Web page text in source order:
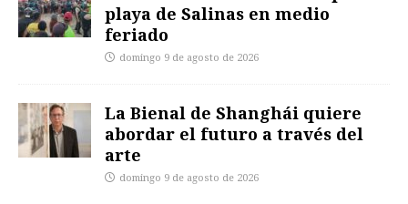
playa de Salinas en medio
feriado
domingo 9 de agosto de 2026
La Bienal de Shanghái quiere
abordar el futuro a través del
arte
domingo 9 de agosto de 2026